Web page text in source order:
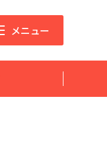
メニュー